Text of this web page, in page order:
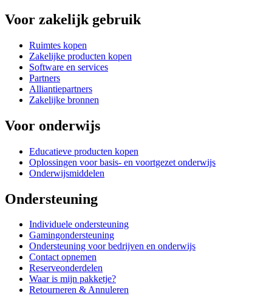
Voor zakelijk gebruik
Ruimtes kopen
Zakelijke producten kopen
Software en services
Partners
Alliantiepartners
Zakelijke bronnen
Voor onderwijs
Educatieve producten kopen
Oplossingen voor basis- en voortgezet onderwijs
Onderwijsmiddelen
Ondersteuning
Individuele ondersteuning
Gamingondersteuning
Ondersteuning voor bedrijven en onderwijs
Contact opnemen
Reserveonderdelen
Waar is mijn pakketje?
Retourneren & Annuleren